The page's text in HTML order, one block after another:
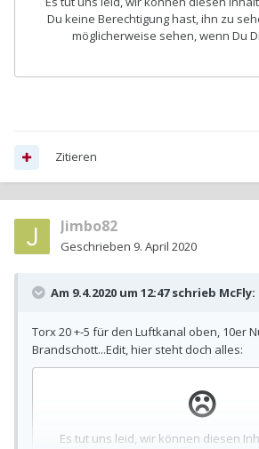
Zitieren
Jimbo82
Geschrieben 9. April 2020
Am 9.4.2020 um 12:47 schrieb McFly:
Torx 20 +-5 für den Luftkanal oben, 10er
Brandschott...Edit, hier steht doch alles: